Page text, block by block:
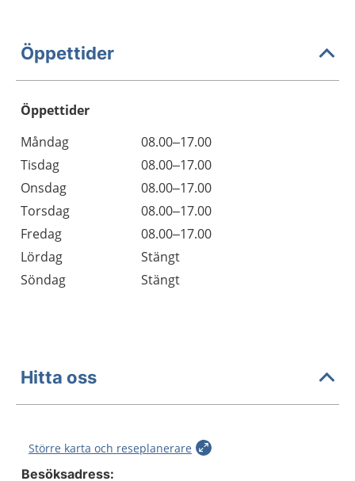
Öppettider
Öppettider
Dag
Öppettider
Kommentarer
Måndag
08.00–17.00
Tisdag
08.00–17.00
Onsdag
08.00–17.00
Torsdag
08.00–17.00
Fredag
08.00–17.00
Lördag
Stängt
Söndag
Stängt
Hitta oss
Större karta och reseplanerare
Besöksadress: